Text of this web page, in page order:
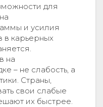
для
и усилия
карьерных
на
– не слабость, а
Страны,
свои слабые
их быстрее.